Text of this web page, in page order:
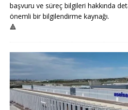
başvuru ve süreç bilgileri hakkında
önemli bir bilgilendirme kaynağı.
🔺